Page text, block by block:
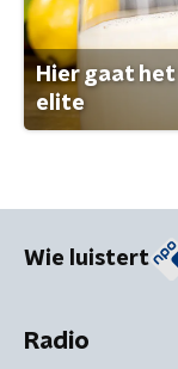
Hier gaat
elite
Wie luistert
Radio